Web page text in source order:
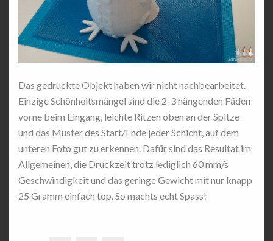
Das gedruckte Objekt haben wir nicht nachbearbeitet.
Einzige Schönheitsmängel sind die 2-3 hängenden Fäden
vorne beim Eingang, leichte Ritzen oben an der Spitze
und das Muster des Start/Ende jeder Schicht, auf dem
unteren Foto gut zu erkennen. Dafür sind das Resultat im
Allgemeinen, die Druckzeit trotz lediglich 60 mm/s
Geschwindigkeit und das geringe Gewicht mit nur knapp
25 Gramm einfach top. So machts echt Spass!